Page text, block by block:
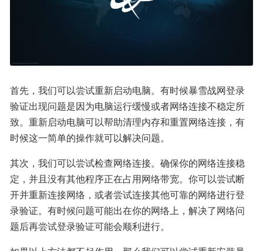
首先，我们可以尝试重新启动电脑。有时候暴雪战网登录
验证出现问题是因为电脑运行缓慢或者网络连接不稳定所
致。重新启动电脑可以帮助清理内存和重置网络连接，有
时候这一简单的操作就可以解决问题。
其次，我们可以尝试检查网络连接。确保你的网络连接稳
定，并且没有其他程序正在占用网络带宽。你可以尝试断
开并重新连接网络，或者尝试连接其他可靠的网络进行登
录验证。有时候问题可能出在你的网络上，解决了网络问
题后再尝试登录验证可能会顺利进行。